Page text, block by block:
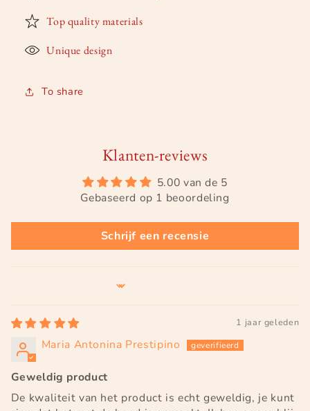
Top quality materials
Unique design
To share
Klanten-reviews
5.00 van de 5
Gebaseerd op 1 beoordeling
Schrijf een recensie
1 jaar geleden
Maria Antonina Prestipino
Geweldig product
De kwaliteit van het product is echt geweldig, je kunt